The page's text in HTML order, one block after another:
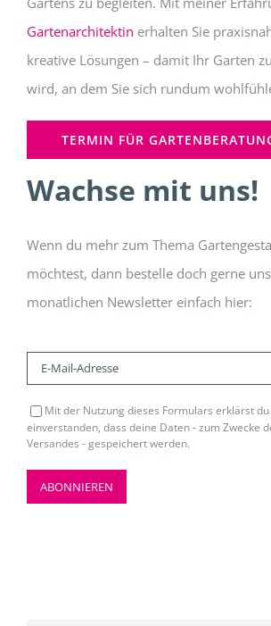
Gartenarchitektin erhalten Sie
kreative Lösungen – damit Ihr Garten
wird, an dem Sie sich rundum
TERMIN FÜR
Wachse mit uns!
Wenn du mehr zum Thema
möchtest, dann bestelle doch gerne
monatlichen Newsletter einfach hier:
Mit der Nutzung dieses Formulars erklärst
einverstanden, dass deine Daten - zum Zwecke
Versandes - gespeichert werden.